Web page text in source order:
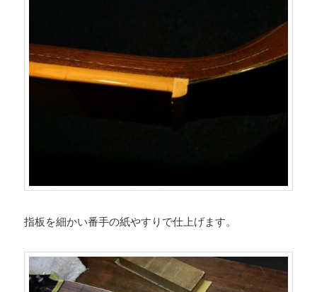
指板を細かい番手の紙やすりで仕上げます。